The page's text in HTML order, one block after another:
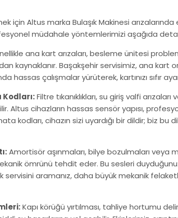
için Altus marka Bulaşık Makinesi arızalarında
müdahale yöntemlerimizi aşağıda
ana kart arızaları, besleme ünitesi
kaynaklanır. Başakşehir servisimiz, ana kart
hassas çalışmalar yürüterek, kartınızı sıfır
Filtre tıkanıklıkları, su giriş valfi
Altus cihazların hassas sensör yapısı,
kodları, cihazın sizi uyardığı bir dildir; biz bu
Amortisör aşınmaları, bilye bozulmaları veya
ömrünü tehdit eder. Bu sesleri
servisini aramanız, daha büyük mekanik
Kapı körüğü yırtılması, tahliye hortumu